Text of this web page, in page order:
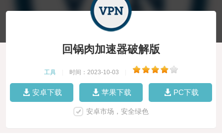
回锅肉加速器破解版
工具 时间：2023-10-03
安卓下载 苹果下载 PC下载
安卓市场，安全绿色